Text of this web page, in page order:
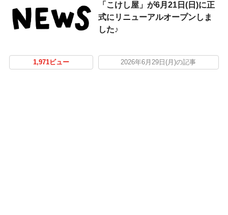
「こけし屋」が6月21日(日)に正
式にリニューアルオープンしま
した♪
1,971ビュー 2026年6月29日(月)の記事